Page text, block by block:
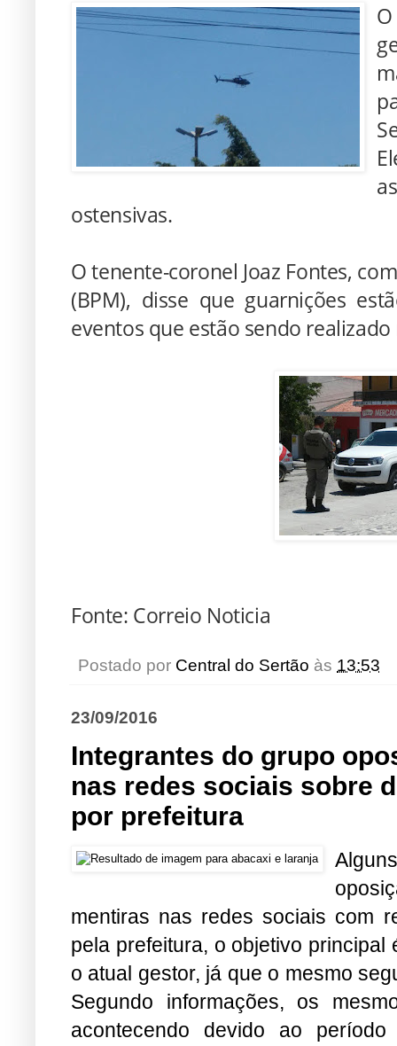
ostensivas.
O tenente-coronel Joaz Fontes,
(BPM), disse que guarnições
eventos que estão sendo
Fonte: Correio Noticia
Postado por Central do Sertão às 13:53
23/09/2016
Integrantes do grupo
nas redes sociais sobre
por prefeitura
mentiras nas redes sociais com
pela prefeitura, o objetivo
o atual gestor, já que o mesmo
Segundo informações, os
acontecendo devido ao